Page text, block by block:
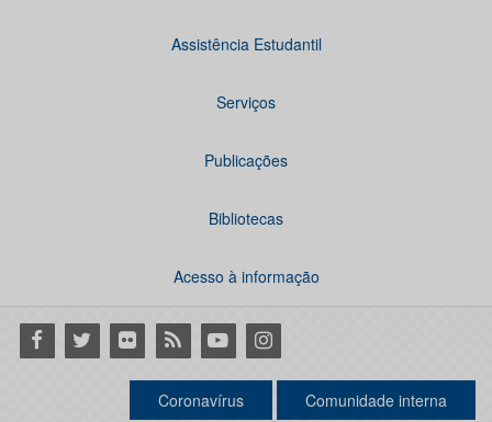
Assistência Estudantil
Serviços
Publicações
Bibliotecas
Acesso à informação
Facebook
Twitter Flickr RSS YoutubeInstagram
Coronavírus Comunidade interna